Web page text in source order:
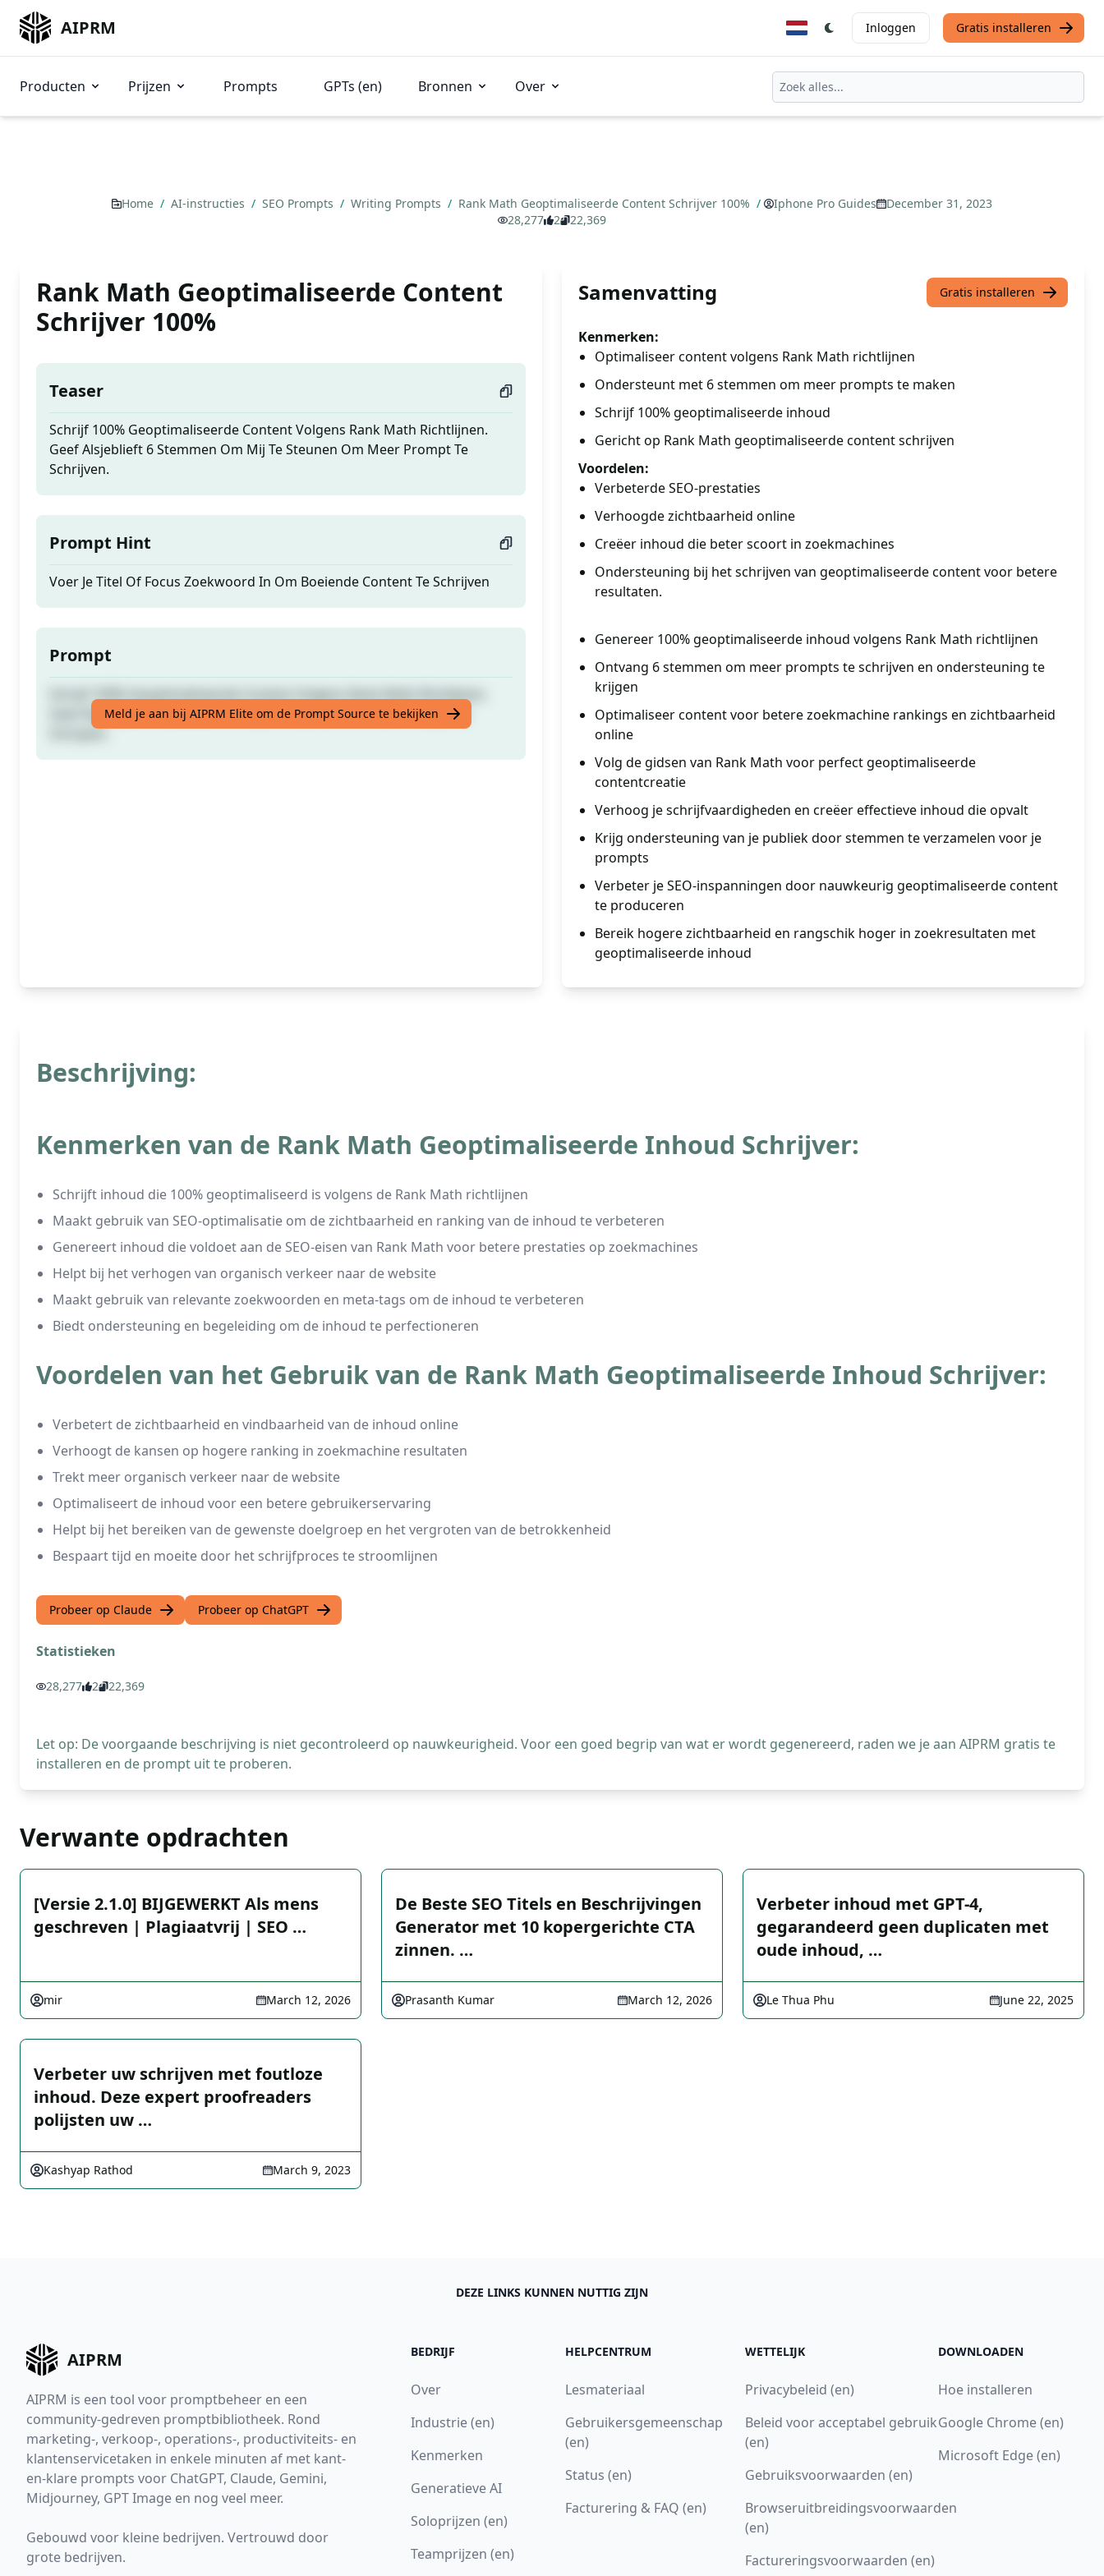
AIPRM Inloggen Gratis installeren
Producten Prijzen Prompts GPTs (en) Bronnen Over
Home / AI-instructies / SEO Prompts / Writing Prompts / Rank Math Geoptimaliseerde Content Schrijver 100% / Iphone Pro Guides
December 31, 2023
28,277
2 22,369
Rank Math Geoptimaliseerde Content
Schrijver 100%
Teaser
Schrijf 100% Geoptimaliseerde Content Volgens Rank Math Richtlijnen.
Geef Alsjeblieft 6 Stemmen Om Mij Te Steunen Om Meer Prompt Te
Schrijven.
Prompt Hint
Voer Je Titel Of Focus Zoekwoord In Om Boeiende Content Te Schrijven
Prompt
Geef Alsjeblieft 6 Stemmen Om Mij Te Steunen Om Meer Prompt Te
Schrijven.
Meld je aan bij AIPRM Elite om de Prompt Source te bekijken
Samenvatting Gratis installeren
Kenmerken:
Optimaliseer content volgens Rank Math richtlijnen
Ondersteunt met 6 stemmen om meer prompts te maken
Schrijf 100% geoptimaliseerde inhoud
Gericht op Rank Math geoptimaliseerde content schrijven
Voordelen:
Verbeterde SEO-prestaties
Verhoogde zichtbaarheid online
Creëer inhoud die beter scoort in zoekmachines
Ondersteuning bij het schrijven van geoptimaliseerde content voor betere
resultaten.
Genereer 100% geoptimaliseerde inhoud volgens Rank Math richtlijnen
Ontvang 6 stemmen om meer prompts te schrijven en ondersteuning te
krijgen
Optimaliseer content voor betere zoekmachine rankings en zichtbaarheid
online
Volg de gidsen van Rank Math voor perfect geoptimaliseerde
contentcreatie
Verhoog je schrijfvaardigheden en creëer effectieve inhoud die opvalt
Krijg ondersteuning van je publiek door stemmen te verzamelen voor je
prompts
Verbeter je SEO-inspanningen door nauwkeurig geoptimaliseerde content
te produceren
Bereik hogere zichtbaarheid en rangschik hoger in zoekresultaten met
geoptimaliseerde inhoud
Beschrijving:
Kenmerken van de Rank Math Geoptimaliseerde Inhoud Schrijver:
Schrijft inhoud die 100% geoptimaliseerd is volgens de Rank Math richtlijnen
Maakt gebruik van SEO-optimalisatie om de zichtbaarheid en ranking van de inhoud te verbeteren
Genereert inhoud die voldoet aan de SEO-eisen van Rank Math voor betere prestaties op zoekmachines
Helpt bij het verhogen van organisch verkeer naar de website
Maakt gebruik van relevante zoekwoorden en meta-tags om de inhoud te verbeteren
Biedt ondersteuning en begeleiding om de inhoud te perfectioneren
Voordelen van het Gebruik van de Rank Math Geoptimaliseerde Inhoud Schrijver:
Verbetert de zichtbaarheid en vindbaarheid van de inhoud online
Verhoogt de kansen op hogere ranking in zoekmachine resultaten
Trekt meer organisch verkeer naar de website
Optimaliseert de inhoud voor een betere gebruikerservaring
Helpt bij het bereiken van de gewenste doelgroep en het vergroten van de betrokkenheid
Bespaart tijd en moeite door het schrijfproces te stroomlijnen
Probeer op Claude Probeer op ChatGPT
Statistieken
28,277 2 22,369
Let op: De voorgaande beschrijving is niet gecontroleerd op nauwkeurigheid. Voor een goed begrip van wat er wordt gegenereerd, raden we je aan AIPRM gratis te
installeren en de prompt uit te proberen.
Verwante opdrachten
[Versie 2.1.0] BIJGEWERKT Als mens
geschreven | Plagiaatvrij | SEO …
mir March 12, 2026
De Beste SEO Titels en Beschrijvingen
Generator met 10 kopergerichte CTA
zinnen. …
Prasanth Kumar March 12, 2026
Verbeter inhoud met GPT-4,
gegarandeerd geen duplicaten met
oude inhoud, …
Le Thua Phu June 22, 2025
Verbeter uw schrijven met foutloze
inhoud. Deze expert proofreaders
polijsten uw …
Kashyap Rathod March 9, 2023
DEZE LINKS KUNNEN NUTTIG ZIJN
AIPRM
AIPRM is een tool voor promptbeheer en een
community-gedreven promptbibliotheek. Rond
marketing-, verkoop-, operations-, productiviteits- en
klantenservicetaken in enkele minuten af met kant-
en-klare prompts voor ChatGPT, Claude, Gemini,
Midjourney, GPT Image en nog veel meer.
Gebouwd voor kleine bedrijven. Vertrouwd door
grote bedrijven.
BEDRIJF
Over
Industrie (en)
Kenmerken
Generatieve AI
Soloprijzen (en)
Teamprijzen (en)
HELPCENTRUM
Lesmateriaal
Gebruikersgemeenschap
(en)
Status (en)
Facturering & FAQ (en)
WETTELIJK
Privacybeleid (en)
Beleid voor acceptabel gebruik
(en)
Gebruiksvoorwaarden (en)
Browseruitbreidingsvoorwaarden
(en)
Factureringsvoorwaarden (en)
DOWNLOADEN
Hoe installeren
Google Chrome (en)
Microsoft Edge (en)